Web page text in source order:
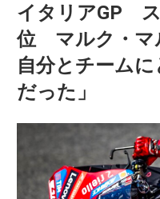
イタリアGP
位 マルク・マ
自分とチーム
だった」